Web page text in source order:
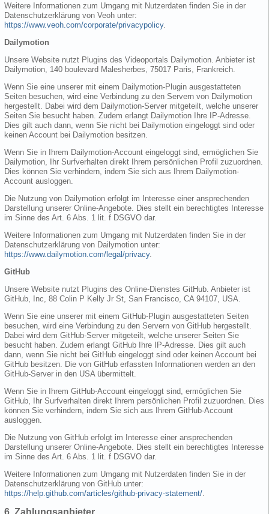
Weitere Informationen zum Umgang mit Nutzerdaten finden Sie in der
Datenschutzerklärung von Veoh unter:
https://www.veoh.com/corporate/privacypolicy.
Dailymotion
Unsere Website nutzt Plugins des Videoportals Dailymotion. Anbieter ist
Dailymotion, 140 boulevard Malesherbes, 75017 Paris, Frankreich.
Wenn Sie eine unserer mit einem Dailymotion-Plugin ausgestatteten
Seiten besuchen, wird eine Verbindung zu den Servern von Dailymotion
hergestellt. Dabei wird dem Dailymotion-Server mitgeteilt, welche unserer
Seiten Sie besucht haben. Zudem erlangt Dailymotion Ihre IP-Adresse.
Dies gilt auch dann, wenn Sie nicht bei Dailymotion eingeloggt sind oder
keinen Account bei Dailymotion besitzen.
Wenn Sie in Ihrem Dailymotion-Account eingeloggt sind, ermöglichen Sie
Dailymotion, Ihr Surfverhalten direkt Ihrem persönlichen Profil zuzuordnen.
Dies können Sie verhindern, indem Sie sich aus Ihrem Dailymotion-
Account ausloggen.
Die Nutzung von Dailymotion erfolgt im Interesse einer ansprechenden
Darstellung unserer Online-Angebote. Dies stellt ein berechtigtes Interesse
im Sinne des Art. 6 Abs. 1 lit. f DSGVO dar.
Weitere Informationen zum Umgang mit Nutzerdaten finden Sie in der
Datenschutzerklärung von Dailymotion unter:
https://www.dailymotion.com/legal/privacy.
GitHub
Unsere Website nutzt Plugins des Online-Dienstes GitHub. Anbieter ist
GitHub, Inc, 88 Colin P Kelly Jr St, San Francisco, CA 94107, USA.
Wenn Sie eine unserer mit einem GitHub-Plugin ausgestatteten Seiten
besuchen, wird eine Verbindung zu den Servern von GitHub hergestellt.
Dabei wird dem GitHub-Server mitgeteilt, welche unserer Seiten Sie
besucht haben. Zudem erlangt GitHub Ihre IP-Adresse. Dies gilt auch
dann, wenn Sie nicht bei GitHub eingeloggt sind oder keinen Account bei
GitHub besitzen. Die von GitHub erfassten Informationen werden an den
GitHub-Server in den USA übermittelt.
Wenn Sie in Ihrem GitHub-Account eingeloggt sind, ermöglichen Sie
GitHub, Ihr Surfverhalten direkt Ihrem persönlichen Profil zuzuordnen. Dies
können Sie verhindern, indem Sie sich aus Ihrem GitHub-Account
ausloggen.
Die Nutzung von GitHub erfolgt im Interesse einer ansprechenden
Darstellung unserer Online-Angebote. Dies stellt ein berechtigtes Interesse
im Sinne des Art. 6 Abs. 1 lit. f DSGVO dar.
Weitere Informationen zum Umgang mit Nutzerdaten finden Sie in der
Datenschutzerklärung von GitHub unter:
https://help.github.com/articles/github-privacy-statement/
6. Zahlungsanbieter